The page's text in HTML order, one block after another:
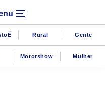
Rural Gente
Motorshow Mulher